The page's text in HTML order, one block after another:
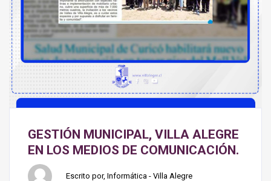
GESTIÓN MUNICIPAL, VILLA ALEGRE
EN LOS MEDIOS DE COMUNICACIÓN.
Escrito por, Informática - Villa Alegre